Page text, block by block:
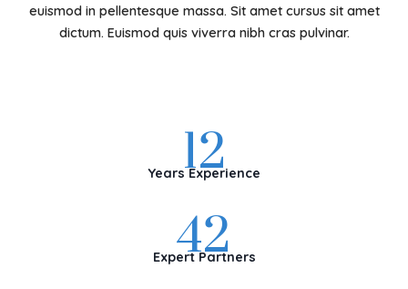
euismod in pellentesque massa. Sit amet cursus sit amet
dictum. Euismod quis viverra nibh cras pulvinar.
12
Years Experience
42
Expert Partners